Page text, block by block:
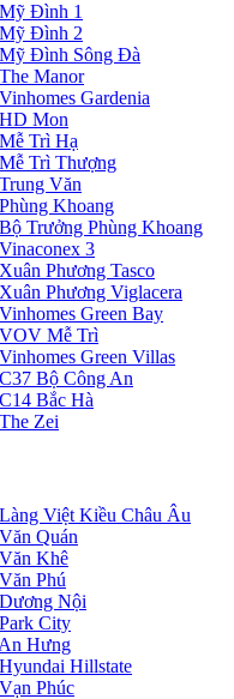
Đình 1
Đình 2
Đình Sông Đà
Manor
Gardenia
Mon
Trì Hạ
Trì Thượng
Văn
Khoang
Trưởng Phùng Khoang
3
Phương Tasco
Phương Viglacera
Green Bay
Mễ Trì
Green Villas
Bộ Công An
Bắc Hà
Zei
Việt Kiều Châu Âu
Quán
Khê
Phú
Nội
City
Hưng
Hillstate
Phúc